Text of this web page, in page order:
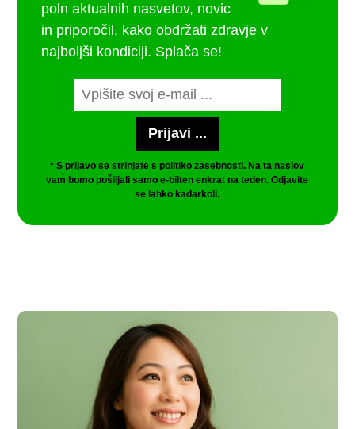
poln aktualnih nasvetov, novic
in priporočil, kako obdržati zdravje v
najboljši kondiciji. Splača se!
* S prijavo se strinjate spolitiko zasebnosti. Na ta naslov
vam bomo pošiljali samo e-bilten enkrat na teden. Odjavite
se lahko kadarkoli.